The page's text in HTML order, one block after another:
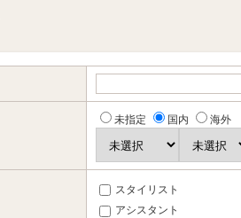
未指定 国内 海外
スタイリスト
アシスタント